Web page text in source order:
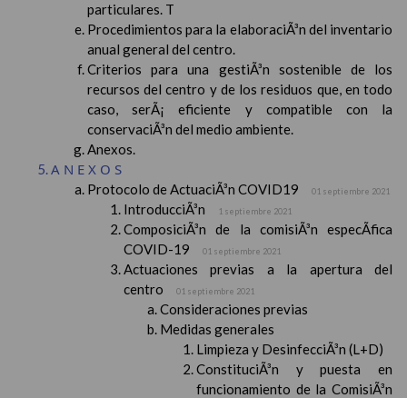
particulares. T
Procedimientos para la elaboraciÃ³n del inventario
anual general del centro.
Criterios para una gestiÃ³n sostenible de los
recursos del centro y de los residuos que, en todo
caso, serÃ¡ eficiente y compatible con la
conservaciÃ³n del medio ambiente.
Anexos.
ANEXOS
Protocolo de ActuaciÃ³n COVID19 01 septiembre 2021
IntroducciÃ³n 1 septiembre 2021
ComposiciÃ³n de la comisiÃ³n especÃ­fica
COVID-19
01 septiembre 2021
Actuaciones previas a la apertura del
centro
01 septiembre 2021
Consideraciones previas
Medidas generales
Limpieza y DesinfecciÃ³n (L+D)
ConstituciÃ³n y puesta en
funcionamiento de la ComisiÃ³n